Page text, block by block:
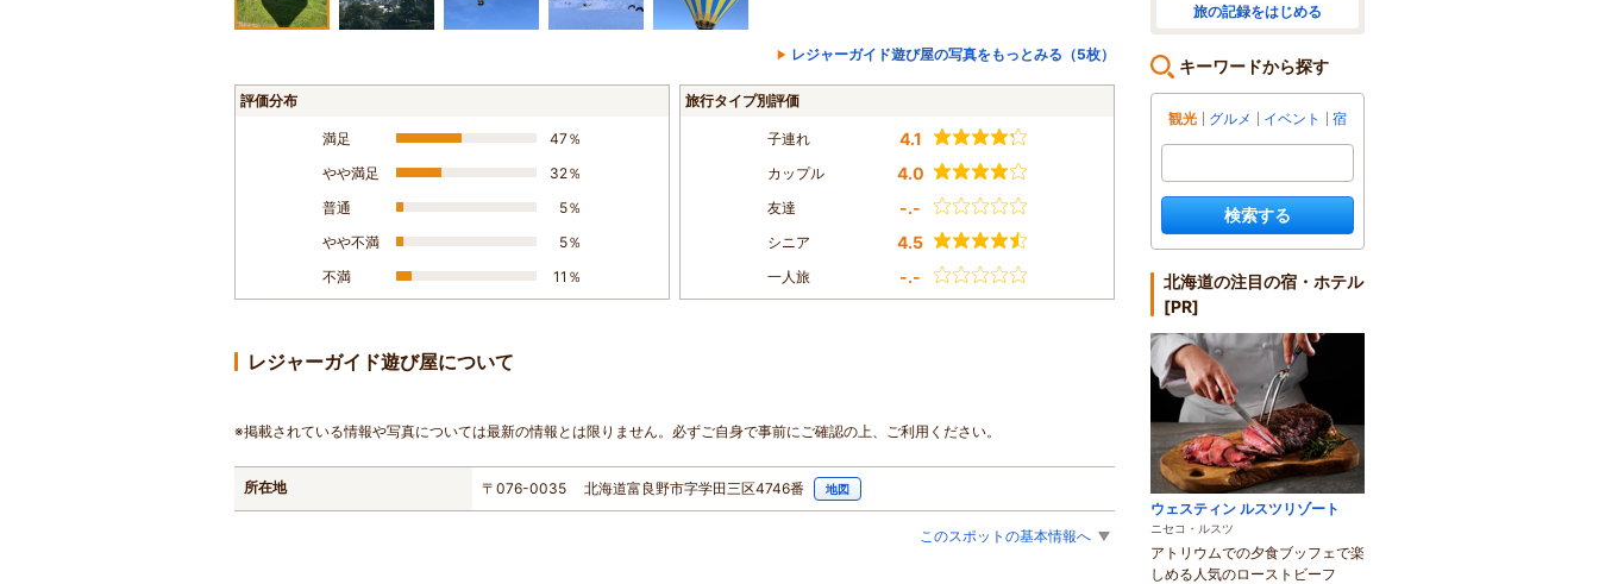
レジャーガイド遊び屋の写真をもっとみる（5枚）
評価分布
満足
47％
やや満足
32％
普通
5％
やや不満
5％
不満
11％
旅行タイプ別評価
子連れ 4.1
カップル 4.0
友達 -.-
シニア 4.5
一人旅 -.-
レジャーガイド遊び屋について
※掲載されている情報や写真については最新の情報とは限りません。必ずご自身で事前にご確認の上、ご利用ください。
所在地 〒076-0035 北海道富良野市字学田三区4746番 地図
このスポットの基本情報へ
旅の記録をはじめる
キーワードから探す
観光 グルメ イベント 宿
検索する
北海道の注目の宿・ホテル
[PR]
ウェスティン ルスツリゾート
ニセコ・ルスツ
アトリウムでの夕食ブッフェで楽
しめる人気のローストビーフ